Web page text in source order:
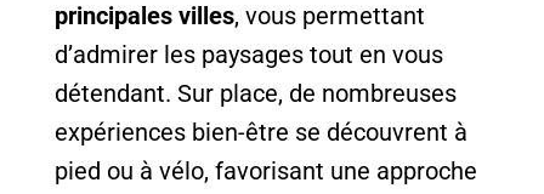
principales villes, vous permettant
d’admirer les paysages tout en vous
détendant. Sur place, de nombreuses
expériences bien-être se découvrent à
pied ou à vélo, favorisant une approche